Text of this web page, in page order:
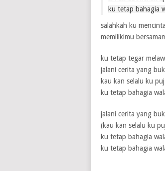
ku tetap bahagia
salahkah ku
memilikimu
ku tetap tegar
jalani cerita yang
kau kan selalu ku
ku tetap bahagia
jalani cerita yang
(kau kan selalu ku
ku tetap bahagia
ku tetap bahagia